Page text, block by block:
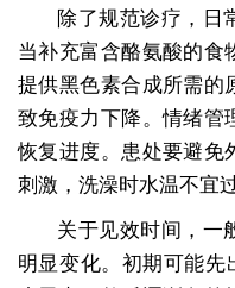
除了规范诊疗，日
当补充富含酪氨酸的食
提供黑色素合成所需的
致免疫力下降。情绪管
恢复进度。患处要避免
刺激，洗澡时水温不宜过
关于见效时间，一
明显变化。初期可能先